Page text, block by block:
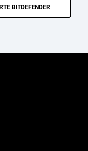
BITDEFENDER